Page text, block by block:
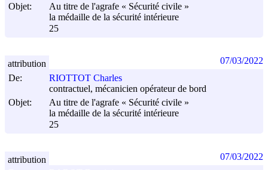
Objet:
Au titre de l'agrafe « Sécurité civile »
la médaille de la sécurité intérieure
25
De:
RIOTTOT Charles
contractuel, mécanicien opérateur de bord
Objet:
Au titre de l'agrafe « Sécurité civile »
la médaille de la sécurité intérieure
25
attribution 07/03/2022
attribution 07/03/2022